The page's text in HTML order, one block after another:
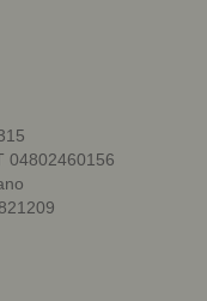
04802460156